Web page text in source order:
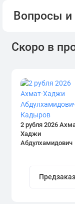
Вопросы и
Скоро в
2 рубля 2026
Хаджи
Абдулхамидович
Предзаказ